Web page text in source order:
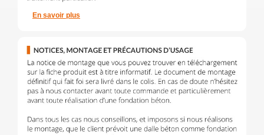
En savoir plus